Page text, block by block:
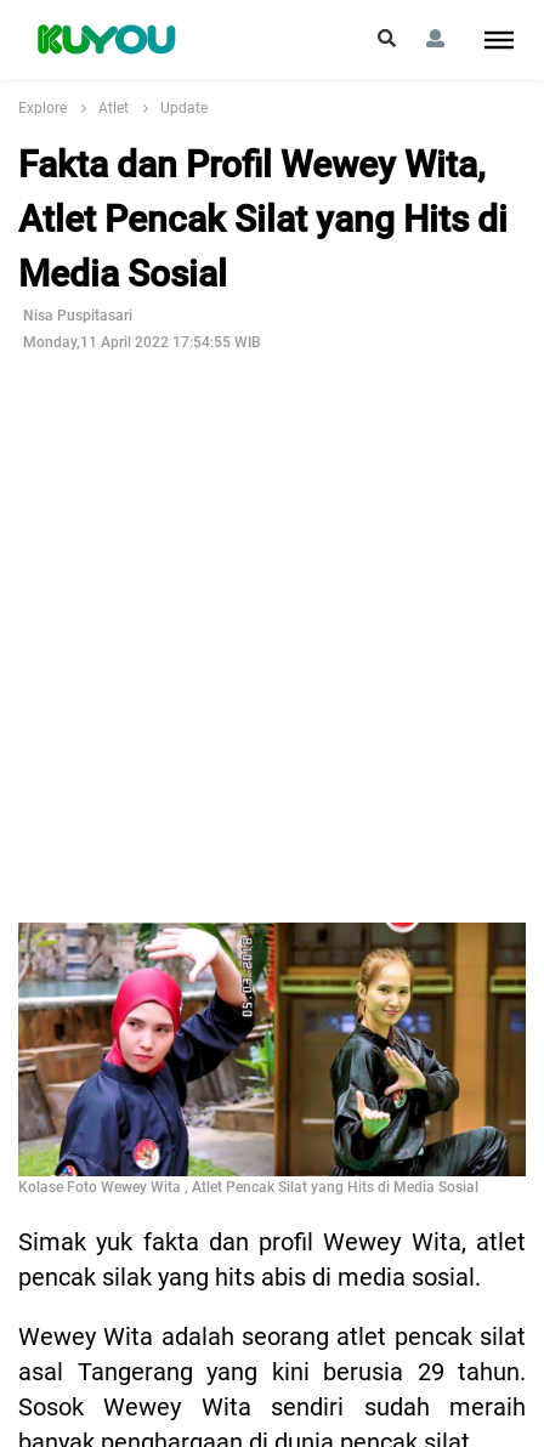
Explore Atlet Update
Fakta dan Profil Wewey Wita,
Atlet Pencak Silat yang Hits di
Media Sosial
Nisa Puspitasari
Monday,11 April 2022 17:54:55 WIB
Kolase Foto Wewey Wita , Atlet Pencak Silat yang Hits di Media Sosial
Simak yuk fakta dan profil Wewey Wita, atlet
pencak silak yang hits abis di media sosial.
Wewey Wita adalah seorang atlet pencak silat
asal Tangerang yang kini berusia 29 tahun.
Sosok Wewey Wita sendiri sudah meraih